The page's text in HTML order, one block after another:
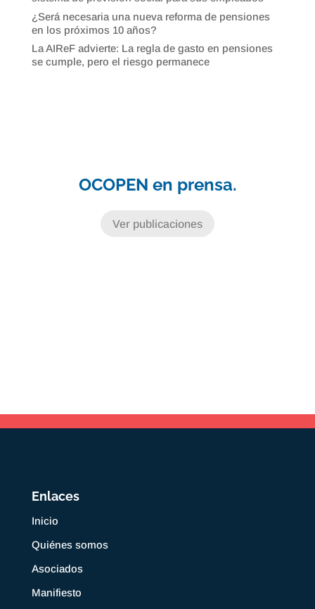
¿Será necesaria una nueva reforma de pensiones
en los próximos 10 años?
La AIReF advierte: La regla de gasto en pensiones
se cumple, pero el riesgo permanece
OCOPEN en prensa.
Ver publicaciones
Enlaces
Inicio
Quiénes somos
Asociados
Manifiesto